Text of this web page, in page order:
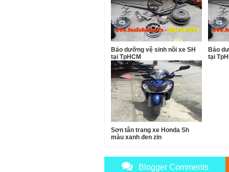
Bảo dưỡng vệ sinh nồi xe SH
tại TpHCM
Bảo
tại
Sơn tân trang xe Honda Sh
màu xanh đen zin
Blogger Comments